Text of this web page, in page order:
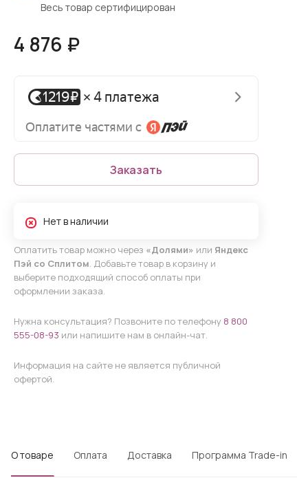
Весь товар сертифицирован
4 876 ₽
Заказать
Нет в наличии
Оплатить товар можно через «Долями» или Яндекс
Пэй со Сплитом. Добавьте товар в корзину и
выберите подходящий способ оплаты при
оформлении заказа.
Нужна консультация? Позвоните по телефону 8 800
555-08-93 или напишите нам в онлайн-чат.
Информация на сайте не является публичной
офертой.
О товаре Оплата Доставка Программа Trade-in